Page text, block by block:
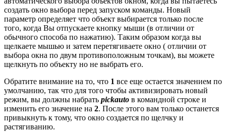
создать окно выбора перед запуском команды. Новый
параметр определяет что объект выбирается только после
того, когда Вы отпускаете кнопку мыши (в отличии от
обычного способа по нажатию). Таким образом когда вы
щелкаете мышью и затем перетягиваете окно ( отличии от
выбора окна по двум противоположным точкам), вы можете
щелкнуть по объекту но не выбрать его.
Обратите внимание на то, что 1 все еще остается значением по
умолчанию, так что для того чтобы активизировать новый
режим, вы должны набрать pickauto в командной строке и
изменить его значение на 2. После этого вам только останется
привыкнуть к тому, что окно создается по щелчку и
растягиванию.